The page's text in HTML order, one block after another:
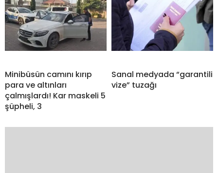
Minibüsün camını kırıp
para ve altınları
çalmışlardı! Kar maskeli 5
şüpheli, 3
Sanal medyada “garantili
vize” tuzağı